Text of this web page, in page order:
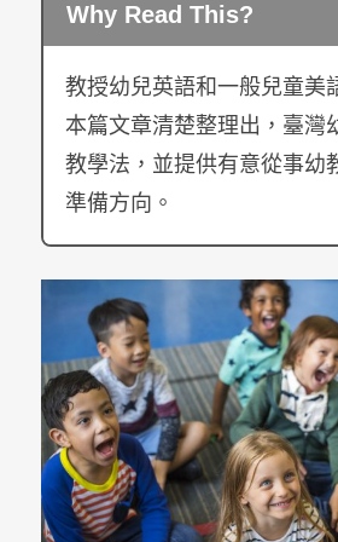
Why Read This?
教授幼兒英語和一般兒童美
本篇文章清楚整理出，臺灣
教學法，並提供有意從事幼
準備方向。